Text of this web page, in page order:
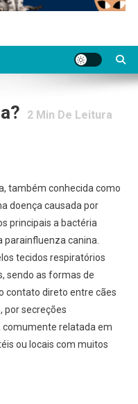
2Min De Leitura
também conhecida como
doença causada por
principais a bactéria
parainfluenza canina.
tecidos respiratórios
sendo as formas de
contato direto entre cães
por secreções
comumente relatada em
ou locais com muitos